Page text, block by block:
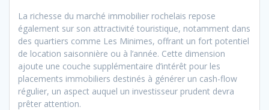
La richesse du marché immobilier rochelais repose
également sur son attractivité touristique, notamment dans
des quartiers comme Les Minimes, offrant un fort potentiel
de location saisonnière ou à l’année. Cette dimension
ajoute une couche supplémentaire d’intérêt pour les
placements immobiliers destinés à générer un cash-flow
régulier, un aspect auquel un investisseur prudent devra
prêter attention.